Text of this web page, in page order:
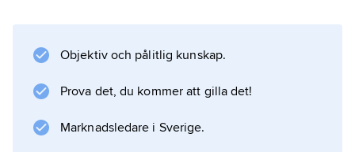
som mor i den thebanska gudatriaden
sammanställdes ibland med Sekhmet (modern
i Memfis gudatriad) samt med Hathor och Isis.
Objektiv och pålitlig kunskap.
Prova det, du kommer att gilla det!
Marknadsledare i Sverige.